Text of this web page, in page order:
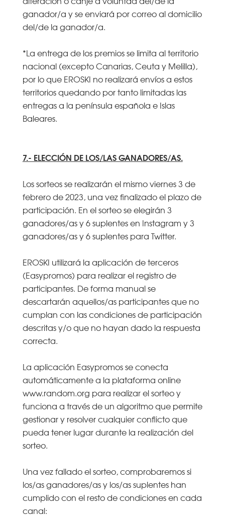
ganador/a y se enviará por correo al domicilio
del/de la ganador/a.
*La entrega de los premios se limita al territorio
nacional (excepto Canarias, Ceuta y Melilla),
por lo que EROSKI no realizará envíos a estos
territorios quedando por tanto limitadas las
entregas a la península española e Islas
Baleares.
7.- ELECCIÓN DE LOS/LAS GANADORES/AS.
Los sorteos se realizarán el mismo viernes 3 de
febrero de 2023, una vez finalizado el plazo de
participación. En el sorteo se elegirán 3
ganadores/as y 6 suplentes en Instagram y 3
ganadores/as y 6 suplentes para Twitter.
EROSKI utilizará la aplicación de terceros
(Easypromos) para realizar el registro de
participantes. De forma manual se
descartarán aquellos/as participantes que no
cumplan con las condiciones de participación
descritas y/o que no hayan dado la respuesta
correcta.
La aplicación Easypromos se conecta
automáticamente a la plataforma online
www.random.org para realizar el sorteo y
funciona a través de un algoritmo que permite
gestionar y resolver cualquier conflicto que
pueda tener lugar durante la realización del
sorteo.
Una vez fallado el sorteo, comprobaremos si
los/as ganadores/as y los/as suplentes han
cumplido con el resto de condiciones en cada
canal: